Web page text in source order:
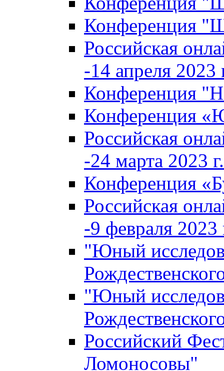
Конференция
Российская
-14 апреля 2023
Конференция
Конференция
Российская
-24 марта 2023
Конференция
Российская
-9 февраля 2023
"Юный
"Юный
Российский
Ломоносовы"